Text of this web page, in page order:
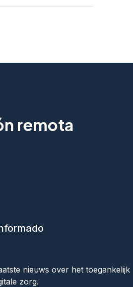
remota
nieuws over het toegankelijk
zorg.